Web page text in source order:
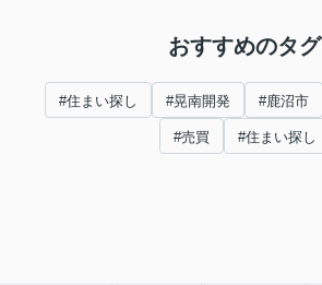
おすすめのタグ
#住まい探し #晃南開発 #鹿沼市
#売買 #住まい探し